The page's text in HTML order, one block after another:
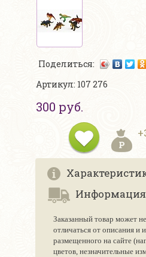
Поделиться:
Артикул: 107 276
300 руб.
Информация
Заказанный товар может
отличаться от описания и
размещенного на сайте
цветов, незначительные